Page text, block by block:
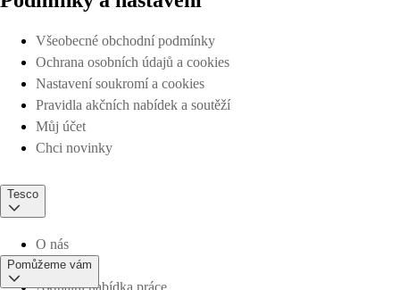
Všeobecné obchodní podmínky
Ochrana osobních údajů a cookies
Nastavení soukromí a cookies
Pravidla akčních nabídek a soutěží
Můj účet
Chci novinky
Tesco
O nás
Pomůžeme vám